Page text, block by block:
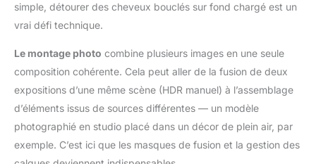
simple, détourer des cheveux bouclés sur fond chargé est un
vrai défi technique.
Le montage photo combine plusieurs images en une seule
composition cohérente. Cela peut aller de la fusion de deux
expositions d’une même scène (HDR manuel) à l’assemblage
d’éléments issus de sources différentes — un modèle
photographié en studio placé dans un décor de plein air, par
exemple. C’est ici que les masques de fusion et la gestion des